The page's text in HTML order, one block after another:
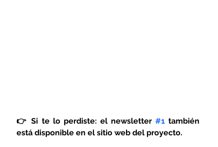
👉 Si te lo perdiste: el newsletter #1 también
está disponible en el sitio web del proyecto.